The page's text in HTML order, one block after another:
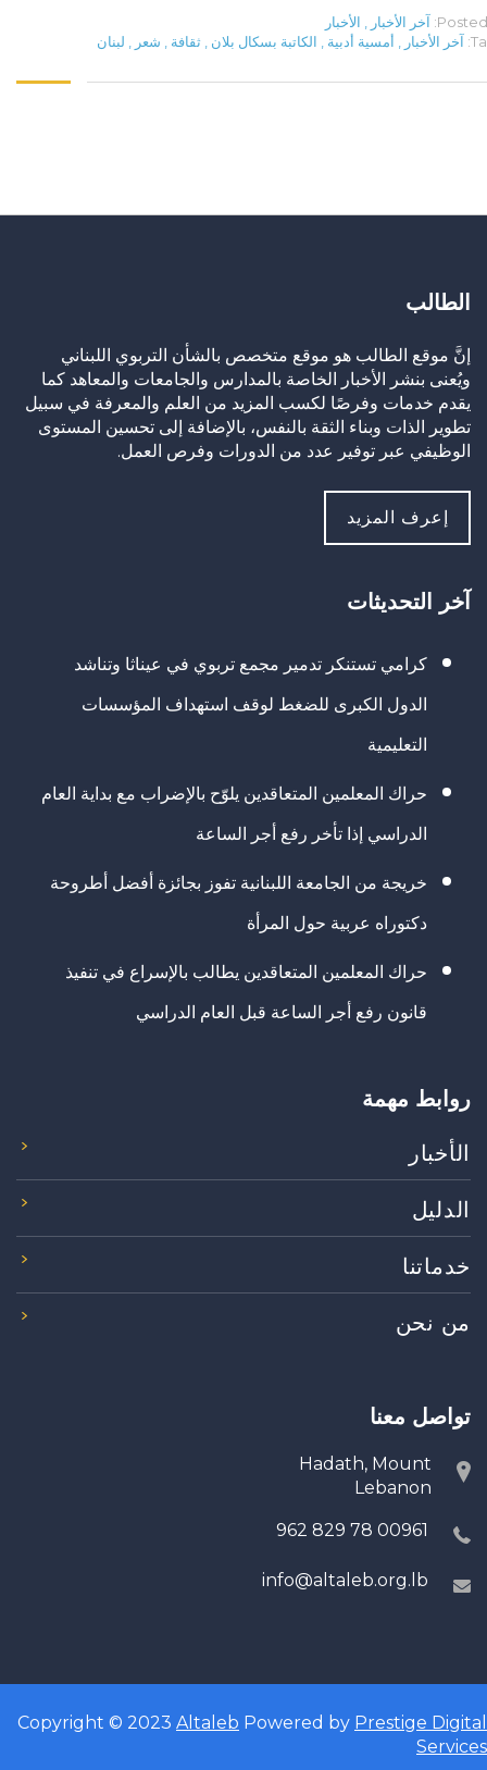
Posted آخر الأخبار
الأخبار
آخر الأخبار أمسية أدبية الكاتبة بسكال بلان ثقافة شعر لبنان
الطالب
إنَّ موقع الطالب هو موقع متخصص بالشأن التربوي اللبناني
ويُعنى بنشر الأخبار الخاصة بالمدارس والجامعات والمعاهد كما
يقدم خدمات وفرصًا لكسب المزيد من العلم والمعرفة في سبيل
تطوير الذات وبناء الثقة بالنفس، بالإضافة إلى تحسين المستوى
الوظيفي عبر توفير عدد من الدورات وفرص العمل.
إعرف المزيد
آخر التحديثات
كرامي تستنكر تدمير مجمع تربوي في عيناثا وتناشد
الدول الكبرى للضغط لوقف استهداف المؤسسات
التعليمية
حراك المعلمين المتعاقدين يلوّح بالإضراب مع بداية العام
الدراسي إذا تأخر رفع أجر الساعة
خريجة من الجامعة اللبنانية تفوز بجائزة أفضل أطروحة
دكتوراه عربية حول المرأة
حراك المعلمين المتعاقدين يطالب بالإسراع في تنفيذ
قانون رفع أجر الساعة قبل العام الدراسي
روابط مهمة
الأخبار
الدليل
خدماتنا
من نحن
تواصل معنا
Hadath, Mount
Lebanon
00961 78 829 962
info@altaleb.org.lb
Copyright © 2023 Altaleb Powered by Prestige Digital
Services